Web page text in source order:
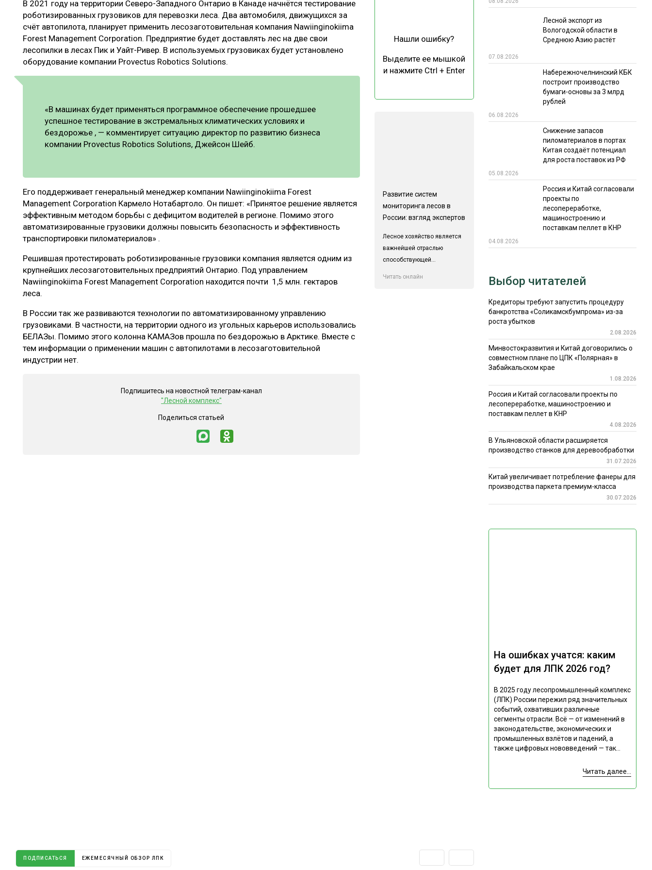
ЛЕСОВОССТАНОВЛЕНИЕ И ЗАЩИТА
ПРОИЗВОДСТВО ДРЕВЕСНЫХ ПЛИТ
СУШКА ДРЕВЕСИНЫ РЫНОК
ТЕХНОЛОГИИ
ОТРАСЛЕВАЯ ДИСКУССИЯ
ИТОГИ МЕРОПРИЯТИЙ
В 2021 году на территории Северо-Западного Онтарио в Канаде начнётся тестирование
роботизированных грузовиков для перевозки леса. Два автомобиля, движущихся за
счёт автопилота, планирует применить лесозаготовительная компания Nawiinginokiima
Forest Management Corporation. Предприятие будет доставлять лес на две свои
лесопилки в лесах Пик и Уайт-Ривер. В используемых грузовиках будет установлено
оборудование компании Provectus Robotics Solutions.
«В машинах будет применяться программное обеспечение прошедшее
успешное тестирование в экстремальных климатических условиях и
бездорожье , — комментирует ситуацию директор по развитию бизнеса
компании Provectus Robotics Solutions, Джейсон Шейб.
Его поддерживает генеральный менеджер компании Nawiinginokiima Forest
Management Corporation Кармело Нотабартоло. Он пишет: «Принятое решение является
эффективным методом борьбы с дефицитом водителей в регионе. Помимо этого
автоматизированные грузовики должны повысить безопасность и эффективность
транспортировки пиломатериалов» .
Решившая протестировать роботизированные грузовики компания является одним из
крупнейших лесозаготовительных предприятий Онтарио. Под управлением
Nawiinginokiima Forest Management Corporation находится почти 1,5 млн. гектаров
леса.
В России так же развиваются технологии по автоматизированному управлению
грузовиками. В частности, на территории одного из угольных карьеров использовались
БЕЛАЗы. Помимо этого колонна КАМАЗов прошла по бездорожью в Арктике. Вместе с
тем информации о применении машин с автопилотами в лесозаготовительной
индустрии нет.
Подпишитесь на новостной телеграм-канал
"Лесной комплекс"
Поделиться статьей
Нашли ошибку?
Выделите ее мышкой
и нажмите Ctrl + Enter
Развитие систем
мониторинга лесов в
России: взгляд экспертов
Лесное хозяйство является
важнейшей отраслью
способствующей...
Читать онлайн
Лесной экспорт из
Вологодской области в
Среднюю Азию растёт
07.08.2026
Набережночелнинский КБК
построит производство
бумаги-основы за 3 млрд
рублей
06.08.2026
Снижение запасов
пиломатериалов в портах
Китая создаёт потенциал
для роста поставок из РФ
05.08.2026
Россия и Китай согласовали
проекты по
лесопереработке,
машиностроению и
поставкам пеллет в КНР
04.08.2026
На ошибках учатся: каким
будет для ЛПК 2026 год?
В 2025 году лесопромышленный комплекс
(ЛПК) России пережил ряд значительных
событий, охвативших различные
сегменты отрасли. Всё — от изменений в
законодательстве, экономических и
промышленных взлётов и падений, а
также цифровых нововведений — так...
Читать далее...
ПОДПИСАТЬСЯ ЕЖЕМЕСЯЧНЫЙ ОБЗОР ЛПК
Выбор читателей
Кредиторы требуют запустить процедуру
банкротства «Соликамскбумпрома» из-за
роста убытков
2.08.2026
Минвостокразвития и Китай договорились о
совместном плане по ЦПК «Полярная» в
Забайкальском крае
1.08.2026
Россия и Китай согласовали проекты по
лесопереработке, машиностроению и
поставкам пеллет в КНР
4.08.2026
В Ульяновской области расширяется
производство станков для деревообработки
31.07.2026
Китай увеличивает потребление фанеры для
производства паркета премиум-класса
30.07.2026